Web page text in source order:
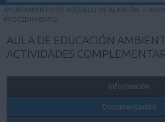
INFORMACIÓN PÚBLICA
MI CARPETA
INFORMACIÓN
AYUDA
AYUNTAMIENTO DE POZUELO DE ALARCÓN >
PROCEDIMIENTO
AULA DE EDUCACIÓN
ACTIVIDADES
Información
Documentación